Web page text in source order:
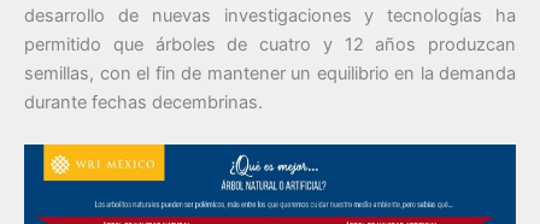
desarrollo de nuevas investigaciones y tecnologías ha
permitido que árboles de cuatro y 12 años produzcan
semillas, con el fin de mantener un equilibrio en la demanda
durante fechas decembrinas.